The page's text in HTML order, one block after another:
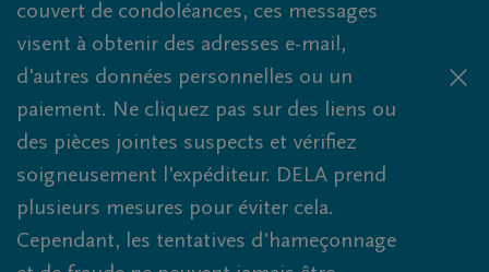
couvert de condoléances, ces messages
visent à obtenir des adresses e-mail,
d'autres données personnelles ou un
paiement. Ne cliquez pas sur des liens ou
des pièces jointes suspects et vérifiez
soigneusement l'expéditeur. DELA prend
plusieurs mesures pour éviter cela.
Cependant, les tentatives d'hameçonnage